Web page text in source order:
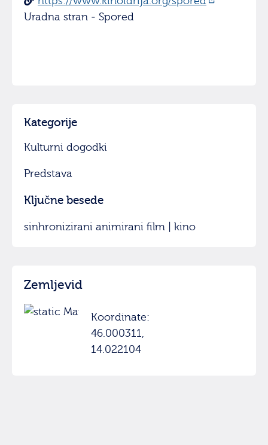
Uradna stran - Spored
Kategorije
Kulturni dogodki
Predstava
Ključne besede
sinhronizirani animirani film | kino
Zemljevid
Koordinate:
46.000311,
14.022104